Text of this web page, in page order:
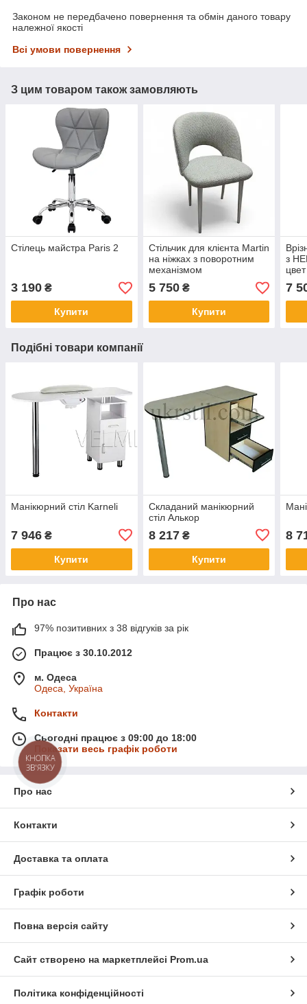
Законом не передбачено повернення та обмін даного товару
належної якості
Всі умови повернення
З цим товаром також замовляють
Стілець майстра Paris 2
3 190 ₴
Купити
Стільчик для клієнта Martin
на ніжках з поворотним
механізмом
5 750₴
Купити
з
7
Подібні товари компанії
Манікюрний стіл Karneli
7 946 ₴
Купити
Складаний манікюрний
стіл Алькор
8 217₴
Купити
8
Про нас
97% позитивних з 38 відгуків за рік
Працює з 30.10.2012
м. Одеса
Одеса, Україна
Контакти
Сьогодні працює з 09:00 до 18:00
Показати весь графік роботи
Про нас
Контакти
Доставка та оплата
Графік роботи
Повна версія сайту
Сайт створено на маркетплейсі Prom.ua
Політика конфіденційності
КНОПКА
ЗВ'ЯЗКУ